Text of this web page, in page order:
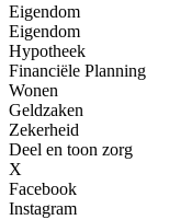
Eigendom
Eigendom
Hypotheek
Financiële Planning
Wonen
Geldzaken
Zekerheid
Deel en toon zorg
X
Facebook
Instagram